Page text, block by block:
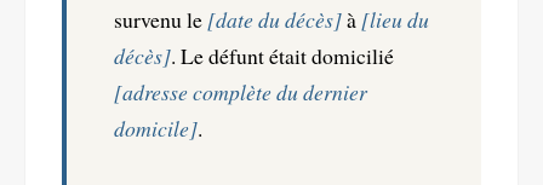
survenu le [date du décès]à [lieu du
décès]. Le défunt était domicilié
[adresse complète du dernier
domicile].